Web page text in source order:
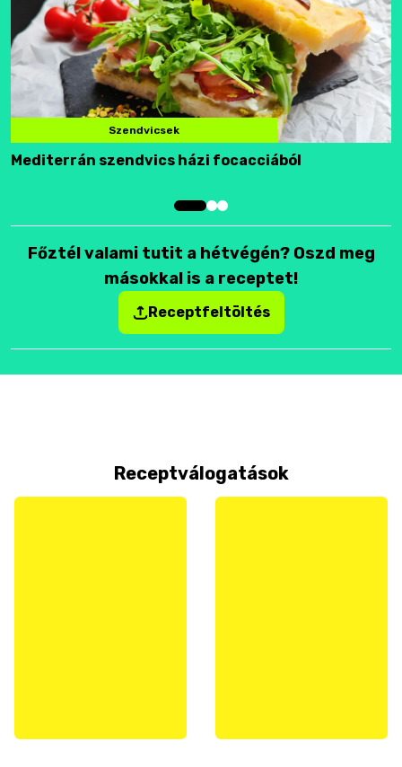
Szendvicsek
Mediterrán szendvics házi focacciából
Főztél valami tutit a hétvégén? Oszd meg
másokkal is a receptet!
Receptfeltöltés
Receptválogatások